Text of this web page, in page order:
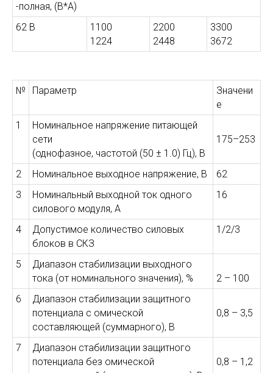
-полная, (В*А)
62 В
1100
1224
2200
2448
3300
3672
№ Параметр
Значени
е
1
Номинальное напряжение питающей
сети
(однофазное, частотой (50 ± 1.0) Гц), В
175–253
2 Номинальное выходное напряжение, В
62
3
Номинальный выходной ток одного
силового модуля, А
16
4
Допустимое количество силовых
блоков в СКЗ
1/2/3
5
Диапазон стабилизации выходного
тока (от номинального значения), %
2 – 100
6
Диапазон стабилизации защитного
потенциала с омической
составляющей (суммарного), В
0,8 – 3,5
7
Диапазон стабилизации защитного
потенциала без омической
0,8 – 1,2